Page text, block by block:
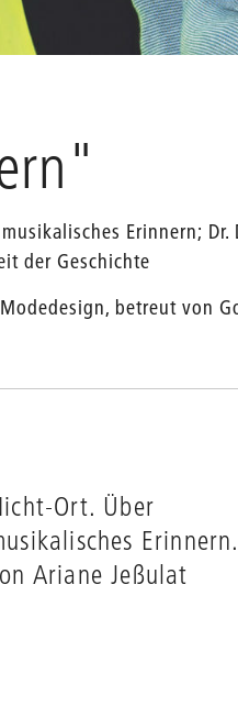
Erinnern; Dr.
der Geschichte
betreut von
Ort. Über
Erinnern.
Ariane Jeßulat